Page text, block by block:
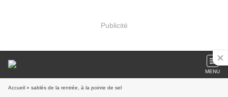
Publicité
MENU
Accueil » sablés de la rentrée, à la pointe de sel